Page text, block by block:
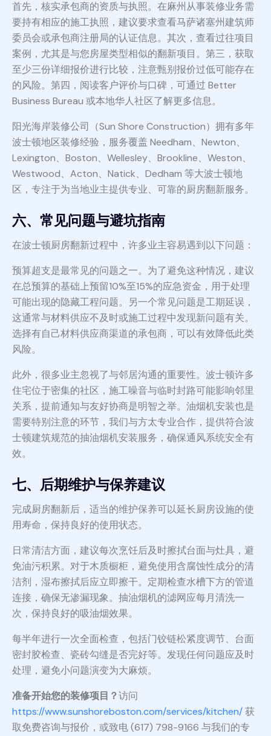
首先，核实承包商的资质与执照。在麻州从事装修业务需
要持有相应的施工执照，建议要求查看马萨诸塞州建筑师
委员会或承包商注册局的认证信息。其次，查看过往项目
案例，尤其是与您房屋类型相似的翻新项目。第三，获取
至少三份详细报价进行比较，注意甄别报价过低可能存在
的风险。第四，阅读客户评价与口碑，可通过 Better
Business Bureau 或本地华人社区了解更多信息。
阳光海岸装修公司（Sun Shore Construction）拥有多年
波士顿地区装修经验，服务覆盖 Needham、Newton、
Lexington、Boston、Wellesley、Brookline、Weston、
Westwood、Acton、Natick、Dedham 等大波士顿地
区，专注于为当地业主提供专业、可靠的厨房翻新服务。
六、常见问题与避坑指南
在波士顿厨房翻新过程中，许多业主容易遇到以下问题：
预算超支是最常见的问题之一。为了避免这种情况，建议
在总预算的基础上预留10%至15%的应急资金，用于处理
可能出现的隐藏工程问题。另一个常见问题是工期延误，
这通常与材料供应不及时或施工过程中发现新问题有关。
选择有自己材料供应商渠道的承包商，可以有效降低此类
风险。
此外，很多业主忽视了与邻居沟通的重要性。波士顿许多
住宅位于密集的社区，施工噪音与临时封路可能影响邻里
关系，提前通知与友好协商是明智之举。油烟机安装也是
需要特别注意的环节，我们与方太专业合作，提供符合波
士顿建筑规范的抽油烟机安装服务，确保通风系统安全有
效。
七、后期维护与保养建议
完成厨房翻新后，适当的维护保养可以延长厨房设施的使
用寿命，保持良好的使用状态。
日常清洁方面，建议每次烹饪后及时擦拭台面与灶具，避
免油污积累。对于木质橱柜，避免使用含腐蚀性成分的清
洁剂，湿布擦拭后应立即擦干。定期检查水槽下方的管道
连接，确保无渗漏现象。抽油烟机的滤网应每月清洗一
次，保持良好的吸油烟效果。
每半年进行一次全面检查，包括门铰链松紧度调节、台面
密封胶检查、瓷砖勾缝是否完好等。发现任何问题应及时
处理，避免小问题演变为大麻烦。
准备开始您的装修项目？访问
https://www.sunshoreboston.com/services/kitchen/获
取免费咨询与报价，或致电 (617) 798-9166 与我们的专